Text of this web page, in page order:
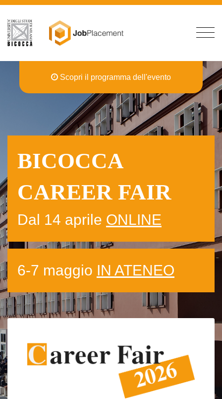
Scopri il programma dell'evento
BICOCCA
CAREER FAIR
Dal 14 aprile ONLINE
6-7 maggio IN ATENEO